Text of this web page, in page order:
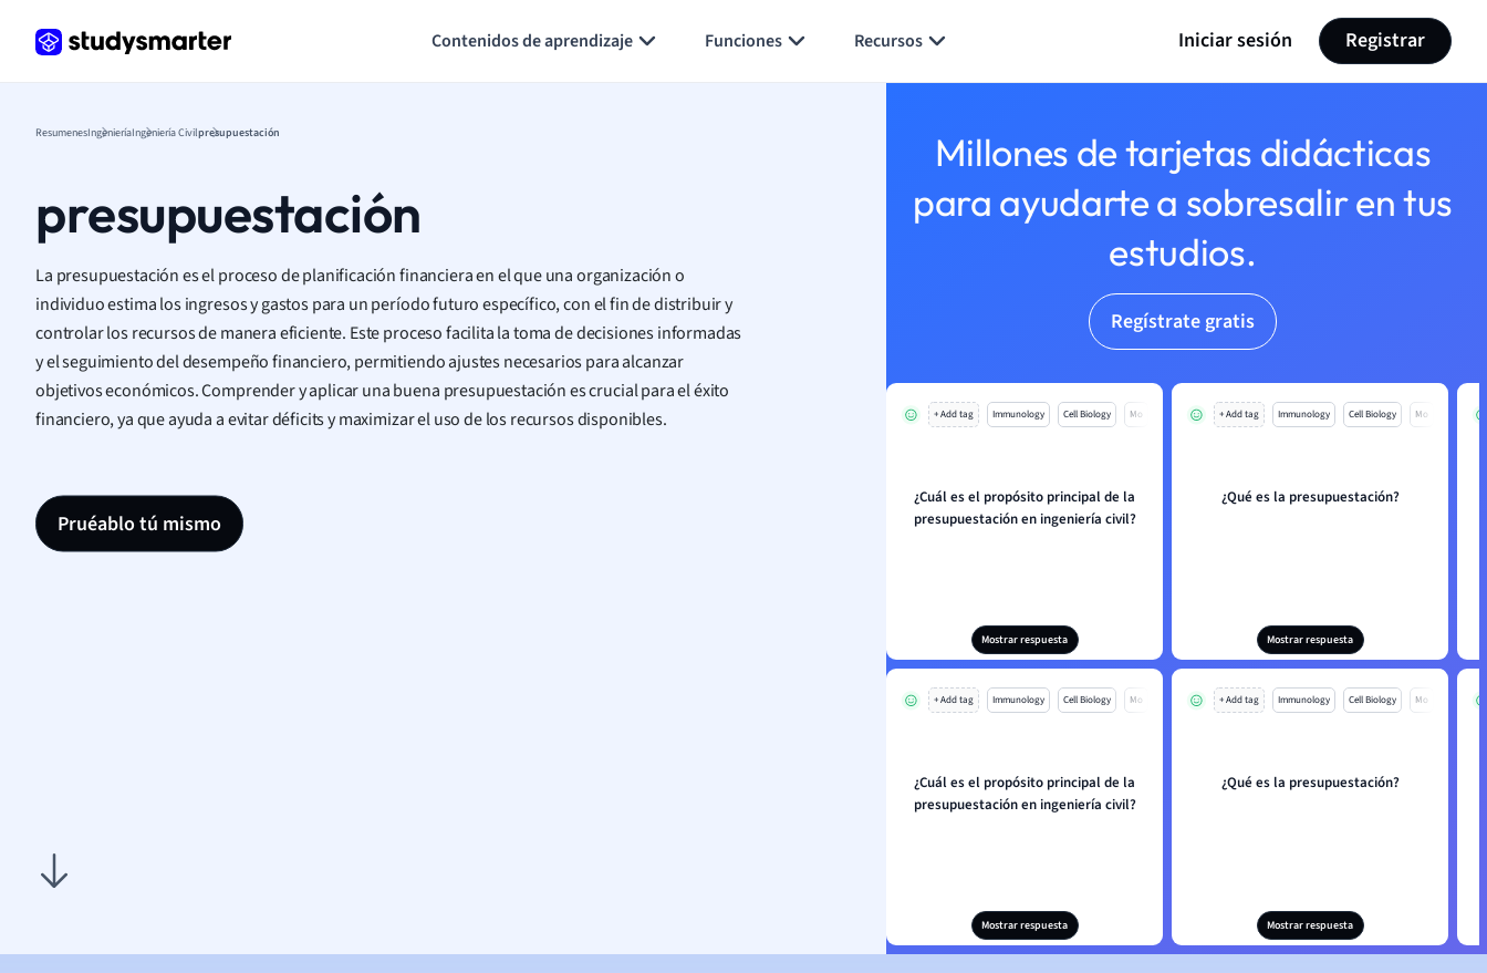
Contenidos de aprendizaje Funciones Recursos Iniciar sesión Registrar
ResumenesIngenieríaIngeniería Civilpresupuestación
presupuestación
La presupuestación es el proceso de planificación financiera en el que una organización o
individuo estima los ingresos y gastos para un período futuro específico, con el fin de distribuir y
controlar los recursos de manera eficiente. Este proceso facilita la toma de decisiones informadas
y el seguimiento del desempeño financiero, permitiendo ajustes necesarios para alcanzar
objetivos económicos. Comprender y aplicar una buena presupuestación es crucial para el éxito
financiero, ya que ayuda a evitar déficits y maximizar el uso de los recursos disponibles.
Pruéablo tú mismo
Millones de tarjetas didácticas
para ayudarte a sobresalir en tus
estudios.
Regístrate gratis
+ Add tag Immunology Cell Biology Mo
¿Cuál es el propósito principal de la
presupuestación en ingeniería civil?
Mostrar respuesta
+ Add tag Immunology Cell Biology Mo
¿Qué es la presupuestación?
Mostrar respuesta
+ Add tag Immunology Cell Biology Mo
¿Cuál es el propósito principal de la
presupuestación en ingeniería civil?
Mostrar respuesta
+ Add tag Immunology Cell Biology Mo
¿Qué es la presupuestación?
Mostrar respuesta